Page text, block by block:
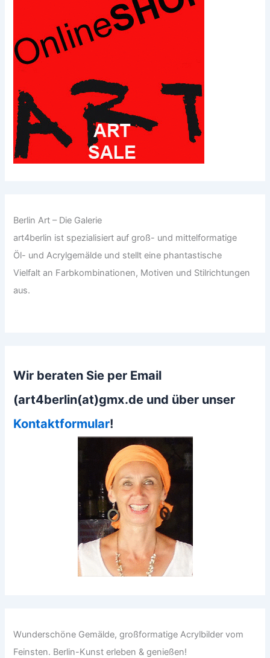
Berlin Art – Die Galerie
art4berlin ist spezialisiert auf groß- und mittelformatige
Öl- und Acrylgemälde und stellt eine phantastische
Vielfalt an Farbkombinationen, Motiven und Stilrichtungen
aus.
Wir beraten Sie per Email
(art4berlin(at)gmx.de und über unser
Kontaktformular!
Wunderschöne Gemälde, großformatige Acrylbilder vom
Feinsten. Berlin-Kunst erleben & genießen!